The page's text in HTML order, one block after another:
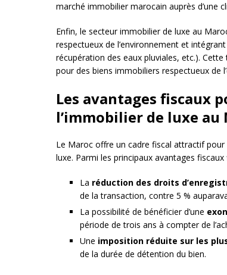
marché immobilier marocain auprès d’une
Enfin, le secteur immobilier de luxe au
respectueux de l’environnement et
récupération des eaux pluviales, etc.).
pour des biens immobiliers respectueux de
Les avantages fiscaux
l’immobilier de luxe au
Le Maroc offre un cadre fiscal attractif
luxe. Parmi les principaux avantages fiscaux
La réduction des droits
de la transaction, contre 5 %
La possibilité de bénéficier d’une
période de trois ans à compter de
Une imposition réduite sur les
de la durée de détention du bien.